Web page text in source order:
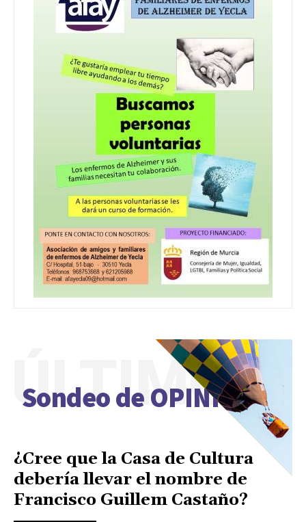
Sondeo de OPINIÓN
ÚLTIMO
¿Cree que la Casa de Cultura
debería llevar el nombre de
Francisco Guillem Castaño?